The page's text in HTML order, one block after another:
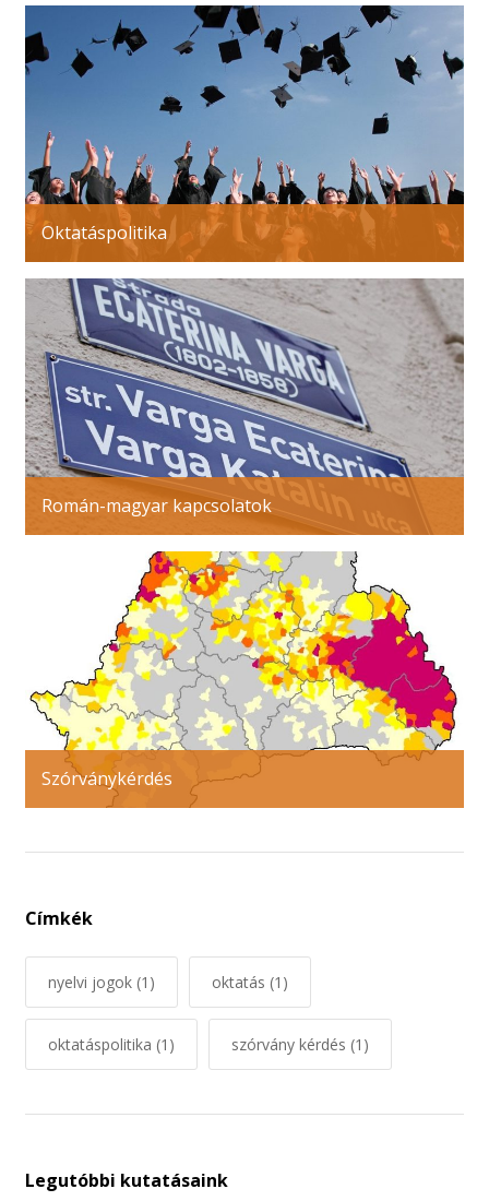
Oktatáspolitika
Román-magyar kapcsolatok
Szórványkérdés
Címkék
nyelvi jogok(1) oktatás (1)
oktatáspolitika (1) szórvány kérdés (1)
Legutóbbi kutatásaink